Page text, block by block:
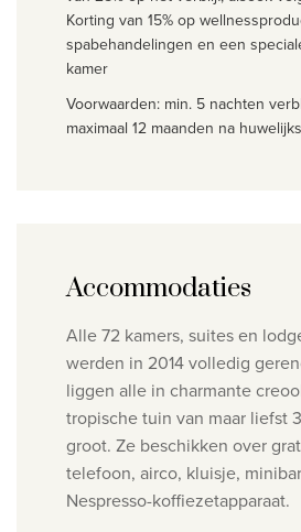
Korting van 15% op
spabehandelingen en een
kamer
Voorwaarden: min. 5 nachten
maximaal 12 maanden na
Accommodaties
Alle 72 kamers, suites en
werden in 2014 volledig
liggen alle in charmante
tropische tuin van maar liefst
groot. Ze beschikken over
telefoon, airco, kluisje,
Nespresso-koffiezetapparaat.